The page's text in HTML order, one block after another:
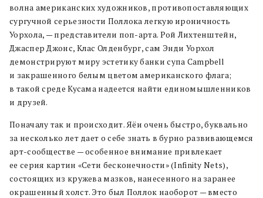
волна американских художников, противопоставляющих
сургучной серьезности Поллока легкую ироничность
Уорхола, — представители поп-арта. Рой Лихтенштейн,
Джаспер Джонс, Клас Олденбург, сам Энди Уорхол
демонстрируют миру эстетику банки супа Campbell
и закрашенного белым цветом американского флага;
в такой среде Кусама надеется найти единомышленников
и друзей.
Поначалу так и происходит. Яёи очень быстро, буквально
за несколько лет дает о себе знать в бурно развивающемся
арт-сообществе — особенное внимание привлекает
ее серия картин «Сети бесконечности» (Infinity Nets),
состоящих из кружева мазков, нанесенного на заранее
окрашенный холст. Это был Поллок наоборот — вместо